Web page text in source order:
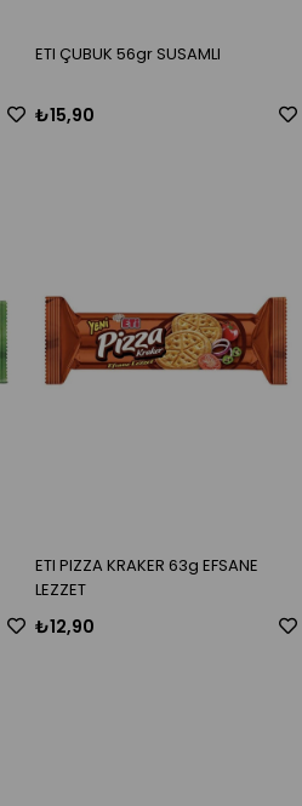
ETI ÇUBUK 56gr SUSAMLI
₺15,90
ETI PIZZA KRAKER 63g EFSANE
LEZZET
₺12,90